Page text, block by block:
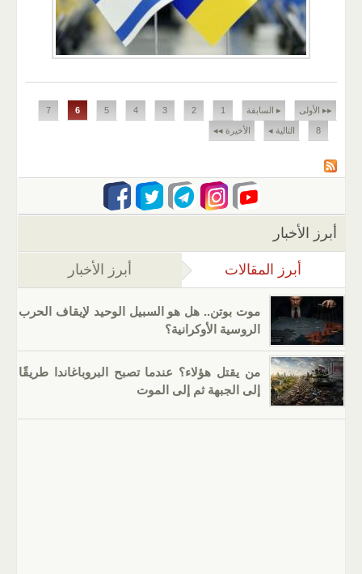
الصفحات
▸▸ الأولى ▸ السابقة 1
2
3
4
5
6
7
8 التالية ◂ الأخيرة ◂◂
أبرز الأخبار
أبرز المقالات (علامة التبويب النشطة)
أبرز الأخبار
موت بوتن.. هل هو السبيل الوحيد لإيقاف الحرب
الروسية الأوكرانية؟
من يقتل هؤلاء؟ عندما تصبح البروباغاندا طريقًا
إلى الجبهة ثم إلى الموت